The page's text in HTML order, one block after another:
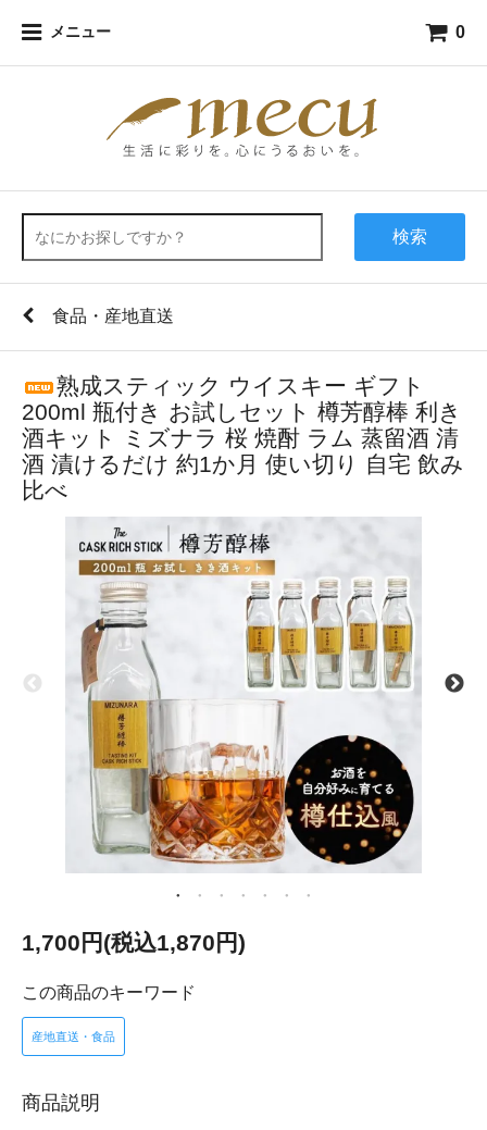
メニュー 0
検索
食品・産地直送
熟成スティック ウイスキー ギフト
200ml 瓶付き お試しセット 樽芳醇棒 利き
酒キット ミズナラ 桜 焼酎 ラム 蒸留酒 清
酒 漬けるだけ 約1か月 使い切り 自宅 飲み
比べ
1,700円(税込1,870円)
この商品のキーワード
産地直送・食品
商品説明